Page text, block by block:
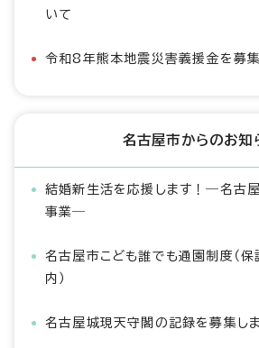
いて
令和8年熊本地震災害義援金を募
名古屋市からのお知
結婚新生活を応援します！―名古
事業―
名古屋市こども誰でも通園制度（
内）
名古屋城現天守閣の記録を募集し